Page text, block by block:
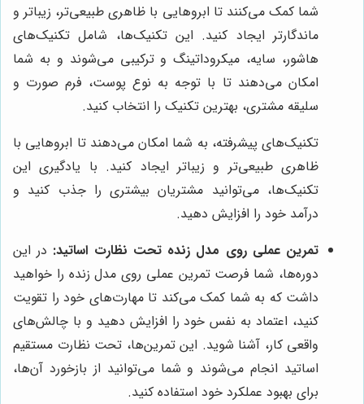
شما کمک می‌کنند تا ابروهایی با ظاهری طبیعی‌تر، زیباتر و
ماندگارتر ایجاد کنید. این تکنیک‌ها، شامل تکنیک‌های
هاشور، سایه، میکروداتینگ و ترکیبی می‌شوند و به شما
امکان می‌دهند تا با توجه به نوع پوست، فرم صورت و
سلیقه مشتری، بهترین تکنیک را انتخاب کنید.
تکنیک‌های پیشرفته، به شما امکان می‌دهند تا ابروهایی با
ظاهری طبیعی‌تر و زیباتر ایجاد کنید. با یادگیری این
تکنیک‌ها، می‌توانید مشتریان بیشتری را جذب کنید و
درآمد خود را افزایش دهید.
تمرین عملی روی مدل زنده تحت نظارت اساتید: در این
دوره‌ها، شما فرصت تمرین عملی روی مدل زنده را خواهید
داشت که به شما کمک می‌کند تا مهارت‌های خود را تقویت
کنید، اعتماد به نفس خود را افزایش دهید و با چالش‌های
واقعی کار، آشنا شوید. این تمرین‌ها، تحت نظارت مستقیم
اساتید انجام می‌شوند و شما می‌توانید از بازخورد آن‌ها،
برای بهبود عملکرد خود استفاده کنید.